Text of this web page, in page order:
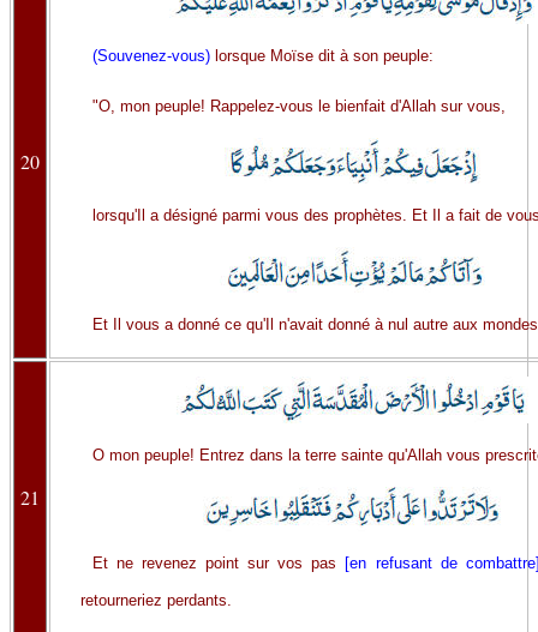
20
(Souvenez-vous)lorsque Moïse dit à son peuple:
"O, mon peuple! Rappelez-vous le bienfait d'Allah sur vous,
lorsqu'Il a désigné parmi vous des prophètes. Et Il a fait de
Et Il vous a donné ce qu'Il n'avait donné à nul autre aux
21
O mon peuple! Entrez dans la terre sainte qu'Allah vous
Et ne revenez point sur vos pas [en refusant de
retourneriez perdants.